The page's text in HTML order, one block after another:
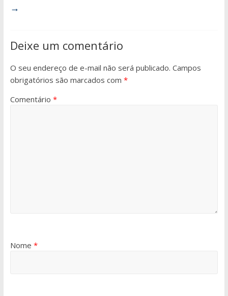
→
Deixe um comentário
O seu endereço de e-mail não será publicado. Campos
obrigatórios são marcados com *
Comentário *
Nome *